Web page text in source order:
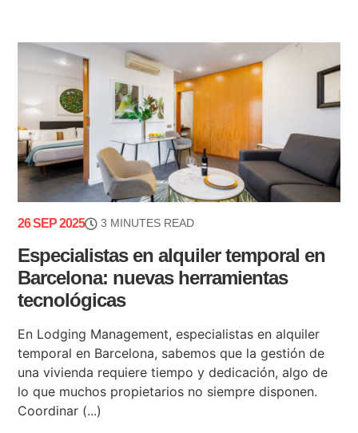
26 SEP 2025 3 MINUTES READ
Especialistas en alquiler temporal en
Barcelona: nuevas herramientas
tecnológicas
En Lodging Management, especialistas en alquiler
temporal en Barcelona, sabemos que la gestión de
una vivienda requiere tiempo y dedicación, algo de
lo que muchos propietarios no siempre disponen.
Coordinar (...)